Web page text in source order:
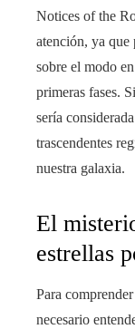
Notices of the
atención, ya que
sobre el modo
primeras fases.
sería
trascendentes
nuestra galaxia.
El
estrellas
Para
necesario